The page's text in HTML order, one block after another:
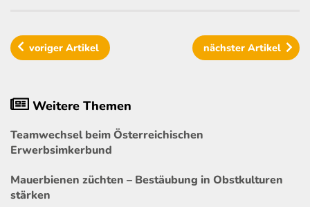
vorigerArtikel nächster Artikel
Weitere Themen
Teamwechsel beim Österreichischen
Erwerbsimkerbund
Mauerbienen züchten – Bestäubung in Obstkulturen
stärken